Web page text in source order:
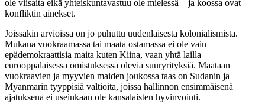
ole viisaita eikä yhteiskuntavastuu ole mielessä – ja koossa ovat
konfliktin ainekset.
Joissakin arvioissa on jo puhuttu uudenlaisesta kolonialismista.
Mukana vuokraamassa tai maata ostamassa ei ole vain
epädemokraattisia maita kuten Kiina, vaan yhtä lailla
eurooppalaisessa omistuksessa olevia suuryrityksiä. Maataan
vuokraavien ja myyvien maiden joukossa taas on Sudanin ja
Myanmarin tyyppisiä valtioita, joissa hallinnon ensimmäisenä
ajatuksena ei useinkaan ole kansalaisten hyvinvointi.